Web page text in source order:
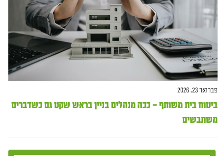
פברואר 23, 2026
ביטוח בית משותף – ככה מנהלים בניין בראש שקט גם כשדברים
משתבשים